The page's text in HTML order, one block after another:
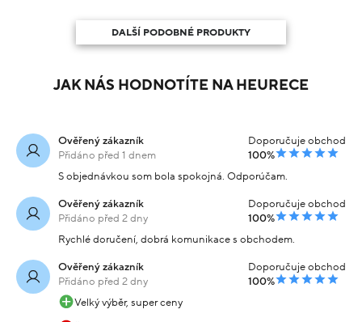
DALŠÍ PODOBNÉ PRODUKTY
JAK NÁS HODNOTÍTE NA HEURECE
Ověřený zákazník
Přidáno před 1 dnem
Doporučuje obchod
100%
S objednávkou som bola spokojná. Odporúčam.
Ověřený zákazník
Přidáno před 2 dny
Doporučuje obchod
100%
Rychlé doručení, dobrá komunikace s obchodem.
Ověřený zákazník
Přidáno před 2 dny
Doporučuje obchod
100%
Velký výběr, super ceny